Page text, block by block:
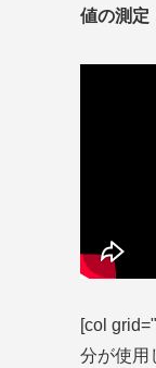
値の測定
[col
分が使用